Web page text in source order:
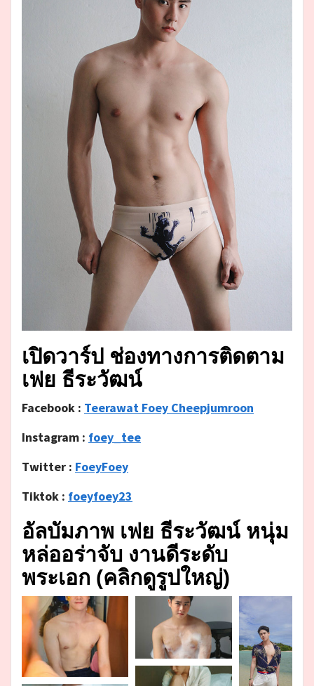
เปิดวาร์ป ช่องทางการติดตาม
เฟย ธีระวัฒน์
Facebook : Teerawat Foey Cheepjumroon
Instagram : foey_tee
Twitter : FoeyFoey
Tiktok : foeyfoey23
อัลบัมภาพ เฟย ธีระวัฒน์ หนุ่ม
หล่ออร่าจับ งานดีระดับ
พระเอก (คลิกดูรูปใหญ่)